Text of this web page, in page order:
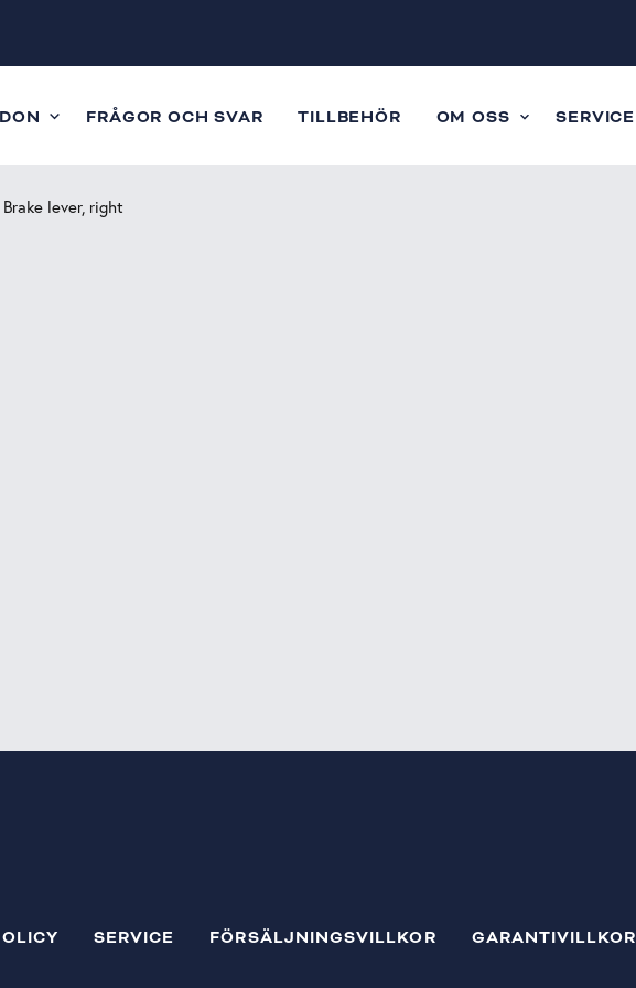
FRÅGOR OCH SVAR TILLBEHÖR OM OSS SERVICE
lever, right
SERVICE FÖRSÄLJNINGSVILLKOR GARANTIVILLKOR